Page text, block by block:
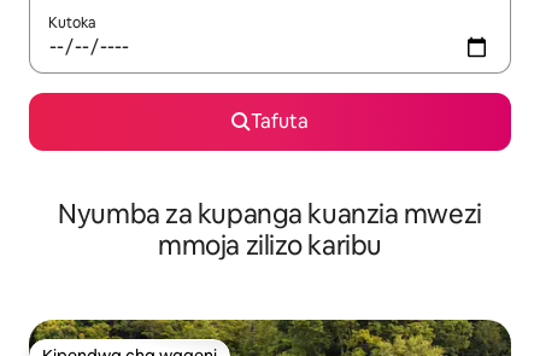
Kutoka
Tafuta
Nyumba za kupanga kuanzia mwezi
mmoja zilizo karibu